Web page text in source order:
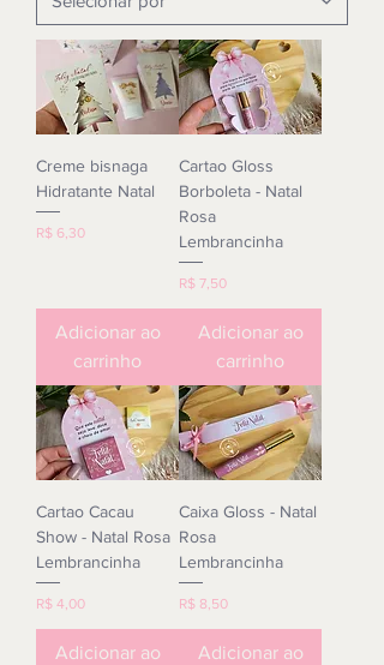
Creme bisnaga
Hidratante Natal
Preço
R$ 6,30
Adicionar ao
carrinho
Cartao Gloss
Borboleta - Natal
Rosa
Lembrancinha
Preço
R$ 7,50
Adicionar ao
carrinho
Cartao Cacau
Show - Natal Rosa
Lembrancinha
Preço
R$ 4,00
Adicionar ao
Caixa Gloss - Natal
Rosa
Lembrancinha
Preço
R$ 8,50
Adicionar ao